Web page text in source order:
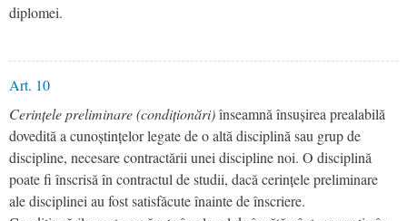
diplomei.
Art. 10
Cerințele preliminare (condiționări)înseamnă însușirea prealabilă
dovedită a cunoștințelor legate de o altă disciplină sau grup de
discipline, necesare contractării unei discipline noi. O disciplină
poate fi înscrisă în contractul de studii, dacă cerințele preliminare
ale disciplinei au fost satisfăcute înainte de înscriere.